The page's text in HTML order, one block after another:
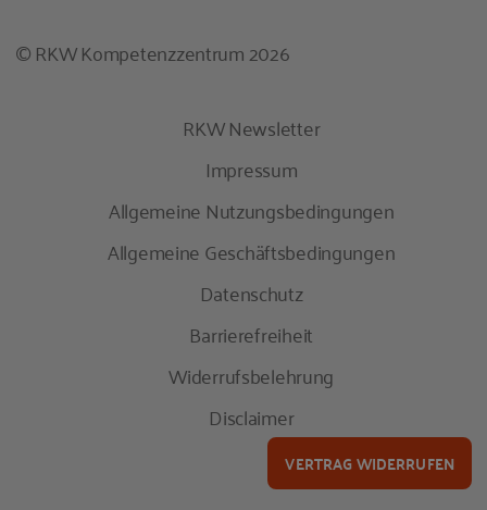
© RKW Kompetenzzentrum 2026
RKW Newsletter
Impressum
Allgemeine Nutzungsbedingungen
Allgemeine Geschäftsbedingungen
Datenschutz
Barrierefreiheit
Widerrufsbelehrung
Disclaimer
VERTRAG WIDERRUFEN